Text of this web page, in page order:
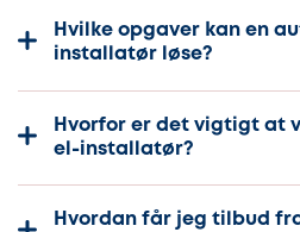
Hvilke opgaver kan en
installatør løse?
Hvorfor er det vigtigt at
el-installatør?
Hvordan får jeg tilbud